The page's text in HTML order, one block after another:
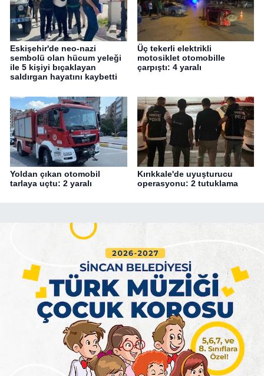
Eskişehir'de neo-nazi
sembolü olan hücum yeleği
ile 5 kişiyi bıçaklayan
saldırgan hayatını kaybetti
Üç tekerli elektrikli
motosiklet otomobille
çarpıştı: 4 yaralı
Yoldan çıkan otomobil
tarlaya uçtu: 2 yaralı
Kırıkkale'de uyuşturucu
operasyonu: 2 tutuklama